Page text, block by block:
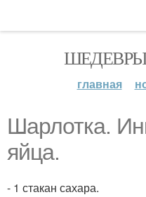
главная
Шарлотка.
яйца.
- 1 стакан сахара.